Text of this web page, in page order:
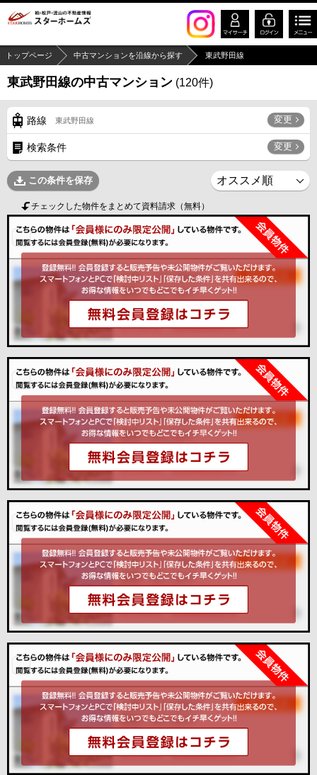
トップページ 中古マンションを沿線から探す 東武野田線
東武野田線の中古マンション (120件)
路線 東武野田線 変更
検索条件 変更
この条件を保存
チェックした物件をまとめて資料請求（無料）